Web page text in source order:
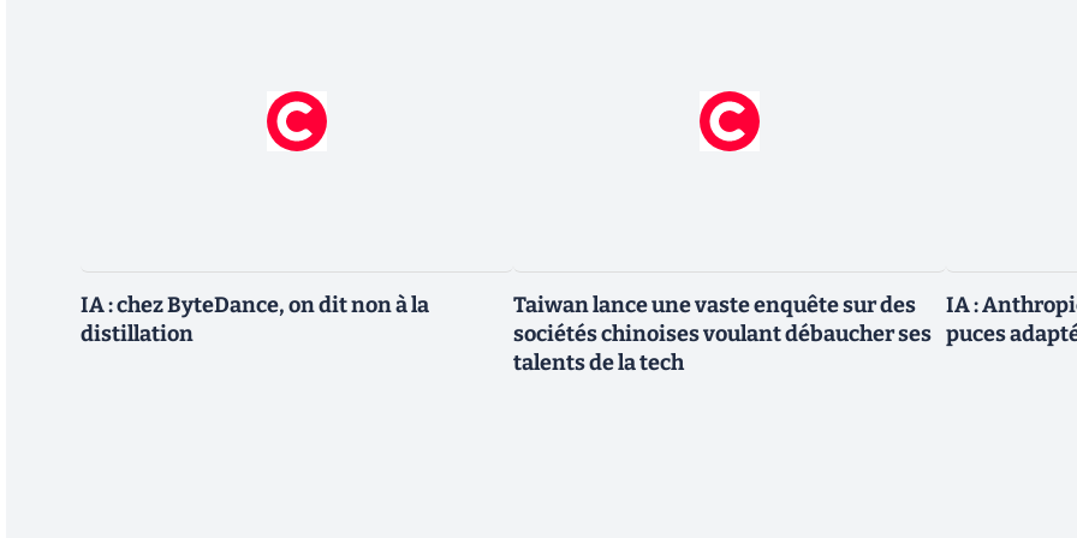
IA : chez ByteDance, on dit non à la
distillation
Taiwan lance une vaste enquête sur des
sociétés chinoises voulant débaucher ses
talents de la tech
IA :
puces